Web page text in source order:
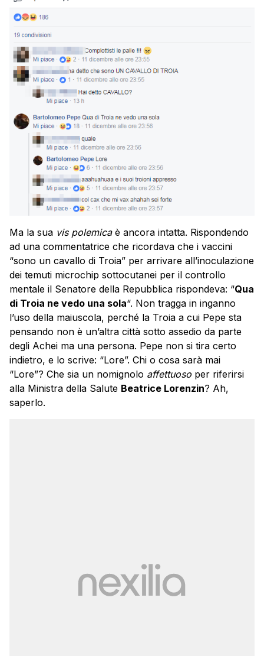
Ma la sua vis polemicaè ancora intatta. Rispondendo
ad una commentatrice che ricordava che i vaccini
“sono un cavallo di Troia” per arrivare all’inoculazione
dei temuti microchip sottocutanei per il controllo
mentale il Senatore della Repubblica rispondeva: “Qua
di Troia ne vedo una sola“. Non tragga in inganno
l’uso della maiuscola, perché la Troia a cui Pepe sta
pensando non è un’altra città sotto assedio da parte
degli Achei ma una persona. Pepe non si tira certo
indietro, e lo scrive: “Lore”. Chi o cosa sarà mai
“Lore”? Che sia un nomignolo affettuoso per riferirsi
alla Ministra della Salute Beatrice Lorenzin? Ah,
saperlo.